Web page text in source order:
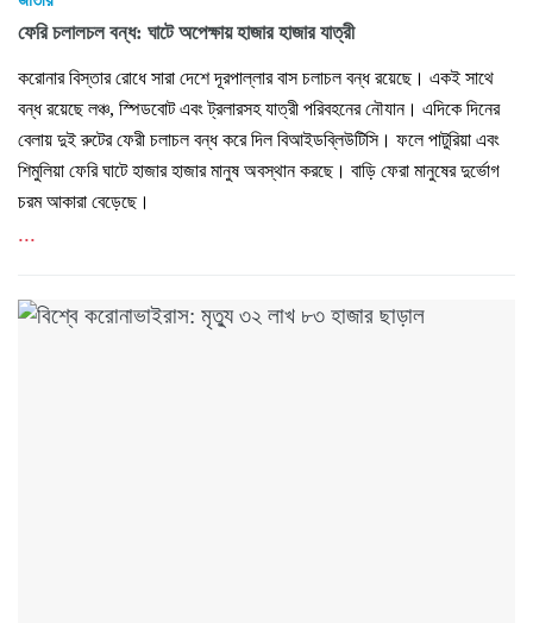
ফেরি চলালচল বন্ধ: ঘাটে অপেক্ষায় হাজার হাজার যাত্রী
করোনার বিস্তার রোধে সারা দেশে দূরপাল্লার বাস চলাচল বন্ধ রয়েছে। একই সাথে
বন্ধ রয়েছে লঞ্চ, স্পিডবোট এবং ট্রলারসহ যাত্রী পরিবহনের নৌযান। এদিকে দিনের
বেলায় দুই রুটের ফেরী চলাচল বন্ধ করে দিল বিআইডব্লিউটিসি। ফলে পাটুরিয়া এবং
শিমুলিয়া ফেরি ঘাটে হাজার হাজার মানুষ অবস্থান করছে। বাড়ি ফেরা মানুষের দুর্ভোগ
চরম আকারা বেড়েছে।
...